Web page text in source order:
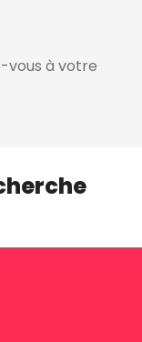
vous à votre